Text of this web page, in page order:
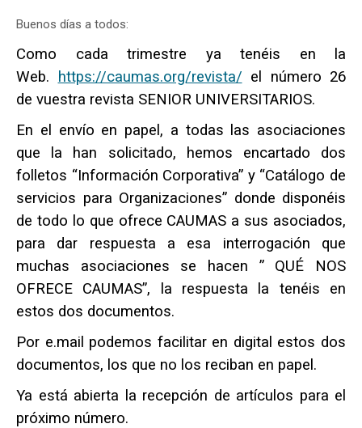
Buenos días a todos:
Como cada trimestre ya tenéis en la
Web.
https://caumas.org/revista/ el número 26
de vuestra revista SENIOR UNIVERSITARIOS.
En el envío en papel, a todas las asociaciones
que la han solicitado, hemos encartado dos
folletos “Información Corporativa” y “Catálogo de
servicios para Organizaciones” donde disponéis
de todo lo que ofrece CAUMAS a sus asociados,
para dar respuesta a esa interrogación que
muchas asociaciones se hacen ” QUÉ NOS
OFRECE CAUMAS”, la respuesta la tenéis en
estos dos documentos.
Por e.mail podemos facilitar en digital estos dos
documentos, los que no los reciban en papel.
Ya está abierta la recepción de artículos para el
próximo número.